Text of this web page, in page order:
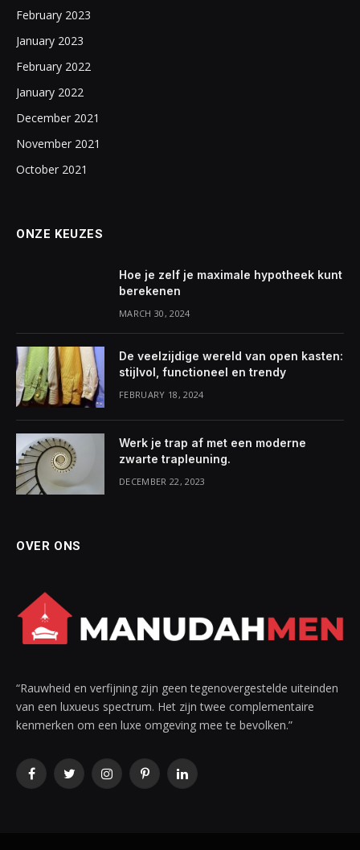
February 2023
January 2023
February 2022
January 2022
December 2021
November 2021
October 2021
ONZE KEUZES
Hoe je zelf je maximale hypotheek kunt
berekenen
MARCH 30, 2024
De veelzijdige wereld van open kasten:
stijlvol, functioneel en trendy
FEBRUARY 18, 2024
Werk je trap af met een moderne
zwarte trapleuning.
DECEMBER 22, 2023
OVER ONS
“Rauwheid en verfijning zijn geen tegenovergestelde uiteinden
van een luxueus spectrum. Het zijn twee complementaire
kenmerken om een luxe omgeving mee te bevolken.”
FacebookTwitterInstagramPinterestLinkedIn